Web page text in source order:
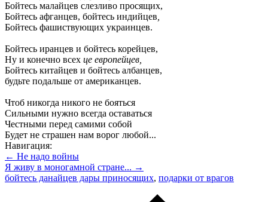
Бойтесь малайцев слезливо просящих,
Бойтесь афганцев, бойтесь индийцев,
Бойтесь фашиствующих украинцев.
Бойтесь иранцев и бойтесь корейцев,
Ну и конечно всех це европейцев,
Бойтесь китайцев и бойтесь албанцев,
будьте подальше от американцев.
Чтоб никогда никого не бояться
Сильными нужно всегда оставаться
Честными перед самими собой
Будет не страшен нам ворог любой...
Навигация:
← Не надо войны
Я живу в моногамной стране... →
бойтесь данайцев дары приносящих, подарки от врагов